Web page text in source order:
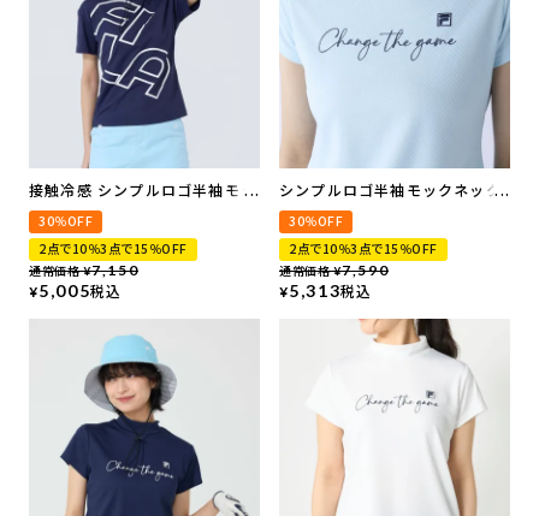
接触冷感 シンプルロゴ半袖モッ
クネックシャツ
30％OFF
2点で10％3点で15％OFF
通常価格 ¥7,150
¥5,005税込
シンプルロゴ半袖モックネック
シャツ
30％OFF
2点で10％3点で15％OFF
通常価格 ¥7,590
¥5,313税込